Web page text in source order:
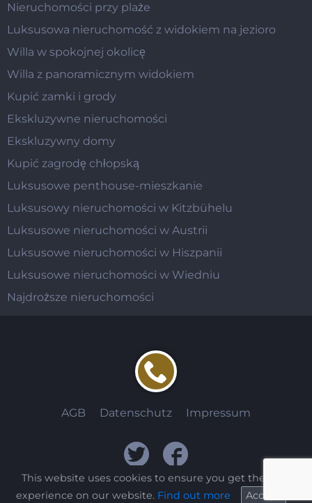
Nieruchomości przy plaże
Luksusowa nieruchomość z widokiem na jezioro
Willa w spokojnej okolicę
Willa z panoramicznym widokiem
Kupić zamki i grody
Ekskluzywne nieruchomości
Ekskluzywny domy
Kupić zagrodę chłopską
Luksusowe penthouse-mieszkanie
Luksusowy nieruchomości w Kitzbühelu
Luksusowe nieruchomości w Austrii
Luksusowe nieruchomości w Hiszpanii
Luksusowe nieruchomości w Wiedniu
Najdroższe nieruchomości
AGB Datenschutz Impressum
This website uses cookies to ensure you get the best
experience on our website. Find out more Accept